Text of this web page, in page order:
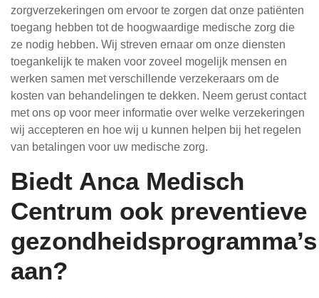
zorgverzekeringen om ervoor te zorgen dat onze patiënten
toegang hebben tot de hoogwaardige medische zorg die
ze nodig hebben. Wij streven ernaar om onze diensten
toegankelijk te maken voor zoveel mogelijk mensen en
werken samen met verschillende verzekeraars om de
kosten van behandelingen te dekken. Neem gerust contact
met ons op voor meer informatie over welke verzekeringen
wij accepteren en hoe wij u kunnen helpen bij het regelen
van betalingen voor uw medische zorg.
Biedt Anca Medisch
Centrum ook preventieve
gezondheidsprogramma’s
aan?